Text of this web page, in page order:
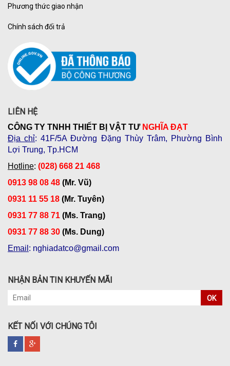
Phương thức giao nhận
Chính sách đổi trả
LIÊN HỆ
CÔNG TY TNHH THIẾT BỊ VẬT TƯ NGHĨA ĐẠT
Địa chỉ: 41F/5A Đường Đặng Thùy Trâm, Phường Bình
Lợi Trung, Tp.HCM
Hotline: (028) 668 21 468
0913 98 08 48 (Mr. Vũ)
0931 11 55 18 (Mr. Tuyên)
0931 77 88 71 (Ms. Trang)
0931 77 88 30 (Ms. Dung)
Email : nghiadatco@gmail.com
NHẬN BẢN TIN KHUYẾN MÃI
OK
KẾT NỐI VỚI CHÚNG TÔI